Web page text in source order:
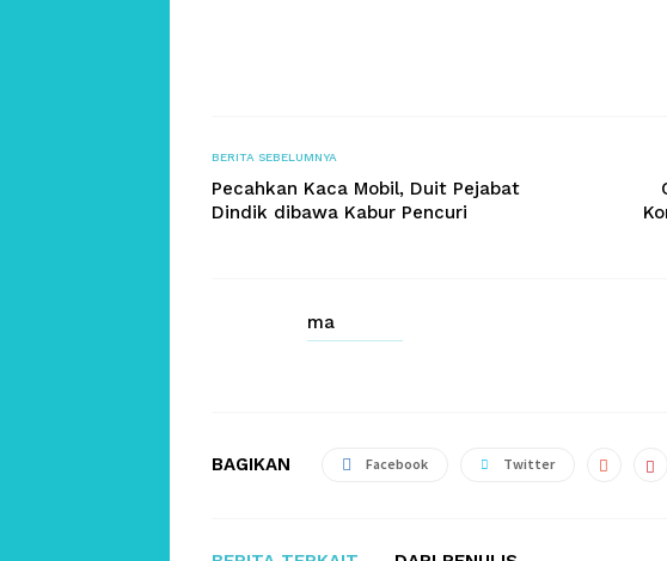
BERITA SEBELUMNYA
Pecahkan Kaca Mobil, Duit Pejabat
Dindik dibawa Kabur Pencuri
ma
BAGIKAN Facebook Twitter